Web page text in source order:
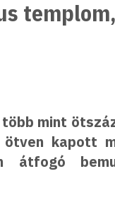
mint
kapott
átfogó